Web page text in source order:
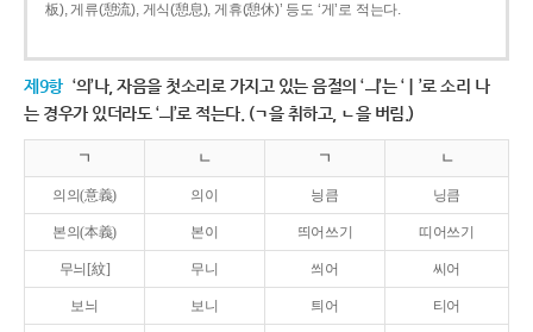
板), 게류(憩流), 게식(憩息), 게휴(憩休)’ 등도 ‘게’로 적는다.
제9항 ‘의’나, 자음을 첫소리로 가지고 있는 음절의 ‘ㅢ’는 ‘ㅣ’로 소리 나
는 경우가 있더라도 ‘ㅢ’로 적는다. (ㄱ을 취하고, ㄴ을 버림.)
ㄱ ㄴ ㄱ ㄴ
의의(意義) 의이 닁큼 닝큼
본의(本義) 본이 띄어쓰기 띠어쓰기
무늬[紋] 무니 씌어 씨어
보늬 보니 틔어 티어